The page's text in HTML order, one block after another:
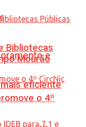
e
eficiente
Bibliotecas
Mourão
o 4º